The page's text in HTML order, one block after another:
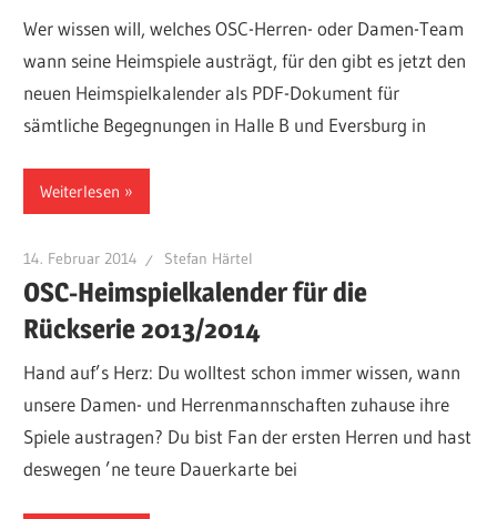
Wer wissen will, welches OSC-Herren- oder Damen-Team
wann seine Heimspiele austrägt, für den gibt es jetzt den
neuen Heimspielkalender als PDF-Dokument für
sämtliche Begegnungen in Halle B und Eversburg in
Weiterlesen
14. Februar 2014 Stefan Härtel
OSC-Heimspielkalender für die
Rückserie 2013/2014
Hand auf’s Herz: Du wolltest schon immer wissen, wann
unsere Damen- und Herrenmannschaften zuhause ihre
Spiele austragen? Du bist Fan der ersten Herren und hast
deswegen ’ne teure Dauerkarte bei